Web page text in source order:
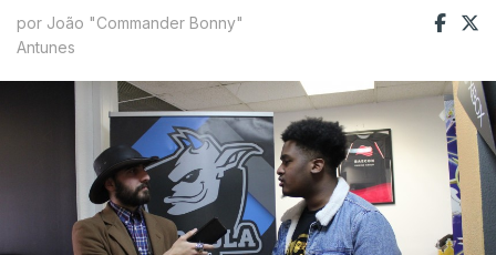
por João "Commander Bonny"
Antunes